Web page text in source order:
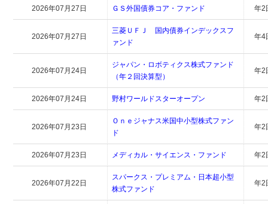
2026年07月27日 ＧＳ外国債券コア・ファンド 年2
2026年07月27日
三菱ＵＦＪ 国内債券インデックスフ
ァンド
年4
2026年07月24日
ジャパン・ロボティクス株式ファンド
（年２回決算型）
年2
2026年07月24日 野村ワールドスターオープン 年2
2026年07月23日
Ｏｎｅジャナス米国中小型株式ファン
ド
年2
2026年07月23日 メディカル・サイエンス・ファンド 年2
2026年07月22日
スパークス・プレミアム・日本超小型
株式ファンド
年2